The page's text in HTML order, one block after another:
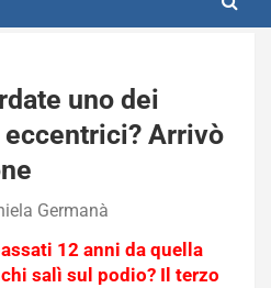
uno dei
Arrivò
Germanà
12 anni da quella
salì sul podio? Il terzo